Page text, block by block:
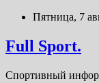
Перейти
содержимому
Пятница, 7
Full Sport.
Спортивный